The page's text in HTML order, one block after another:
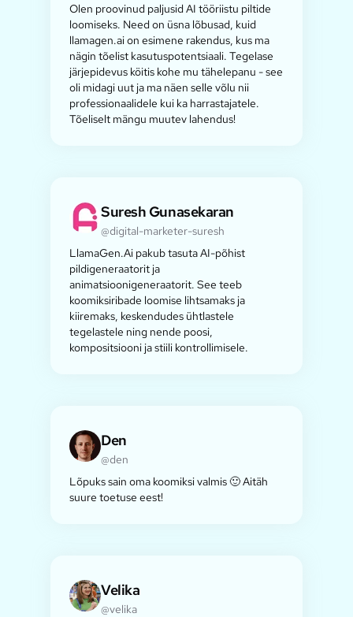
Olen proovinud paljusid AI tööriistu piltide
loomiseks. Need on üsna lõbusad, kuid
llamagen.ai on esimene rakendus, kus ma
nägin tõelist kasutuspotentsiaali. Tegelase
järjepidevus köitis kohe mu tähelepanu - see
oli midagi uut ja ma näen selle võlu nii
professionaalidele kui ka harrastajatele.
Tõeliselt mängu muutev lahendus!
Suresh Gunasekaran
@digital-marketer-suresh
LlamaGen.Ai pakub tasuta AI-põhist
pildigeneraatorit ja
animatsioonigeneraatorit. See teeb
koomiksiribade loomise lihtsamaks ja
kiiremaks, keskendudes ühtlastele
tegelastele ning nende poosi,
kompositsiooni ja stiili kontrollimisele.
Den
@den
Lõpuks sain oma koomiksi valmis 🙂 Aitäh
suure toetuse eest!
Velika
@velika